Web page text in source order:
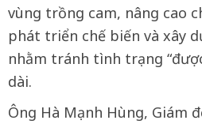
vùng trồng cam, nâng cao
phát triển chế biến và xây
nhằm tránh tình trạng
dài.
Ông Hà Mạnh Hùng, Giám